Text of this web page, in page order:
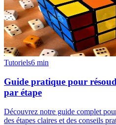
Tutoriels6 min
Guide pratique pour
par étape
Découvrez notre guide complet
des étapes claires et des conseils